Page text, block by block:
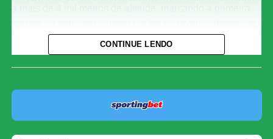
sua equipe sem sofrer gols.
sobre Fernández dentro da área. Antes deste confronto, o
retrospecto de Ancelotti era de um empate fora de casa
contra o Equador, em sua estreia, e vitórias sobre
CONTINUE LENDO